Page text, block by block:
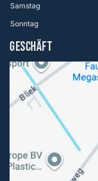
Samstag
Sonntag
GESCHÄFT